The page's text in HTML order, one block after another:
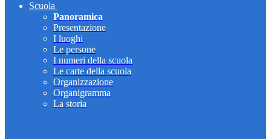
Scuola
Panoramica
Presentazione
I luoghi
Le persone
I numeri della scuola
Le carte della scuola
Organizzazione
Organigramma
La storia